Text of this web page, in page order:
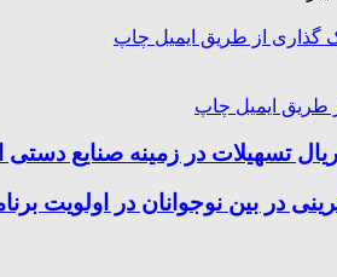
گذاری از طریق ایمیل چاپ
طریق ایمیل چاپ
در بین نوجوانان در اولویت